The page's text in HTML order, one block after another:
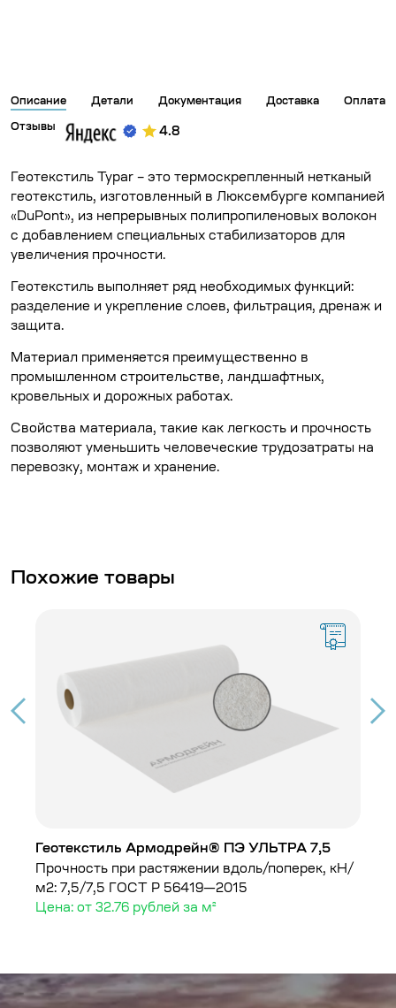
Описание Детали Документация Доставка Оплата
Отзывы 4.8
Геотекстиль Typar – это термоскрепленный нетканый
геотекстиль, изготовленный в Люксембурге компанией
«DuPont», из непрерывных полипропиленовых волокон
с добавлением специальных стабилизаторов для
увеличения прочности.
Геотекстиль выполняет ряд необходимых функций:
разделение и укрепление слоев, фильтрация, дренаж и
защита.
Материал применяется преимущественно в
промышленном строительстве, ландшафтных,
кровельных и дорожных работах.
Свойства материала, такие как легкость и прочность
позволяют уменьшить человеческие трудозатраты на
перевозку, монтаж и хранение.
Похожие товары
Геотекстиль Армодрейн® ПЭ УЛЬТРА 7,5
Прочность при растяжении вдоль/поперек, кН/
м2: 7,5/7,5
ГОСТ Р 56419—2015
Цена: от 32.76 рублей за м²